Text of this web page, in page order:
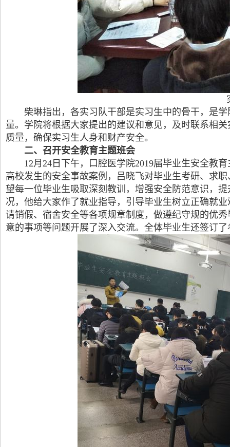
柴琳指出，各实习队干部是实习生中的骨干，是
量。学院将根据大家提出的建议和意见，及时联系相
质量，确保实习生人身和财产安全。
二、召开安全教育主题班会
12月24日下午，口腔医学院2019届毕业生安全教
高校发生的安全事故案例，吕晓飞对毕业生考研、求
望每一位毕业生吸取深刻教训，增强安全防范意识，
况，他给大家作了就业指导，引导毕业生树立正确就
请销假、宿舍安全等各项规章制度，做遵纪守规的优
意的事项等问题开展了深入交流。全体毕业生还签订